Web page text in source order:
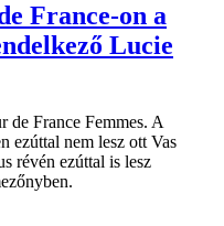
France-on a
Lucie
de France Femmes. A
ezúttal nem lesz ott Vas
révén ezúttal is lesz